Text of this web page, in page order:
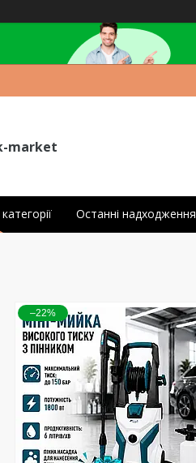
market
Останні надходження
–22%